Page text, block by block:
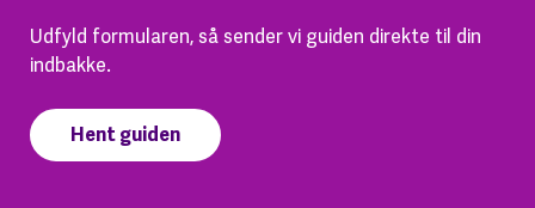
Udfyld formularen, så sender vi guiden direkte til din
indbakke.
Hent guiden